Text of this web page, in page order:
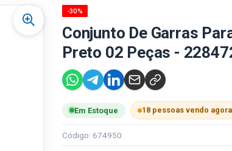
-30%
Conjunto De Garras
Preto 02 Peças -
Em Estoque 18 pessoas vendo agora
Código: 674950